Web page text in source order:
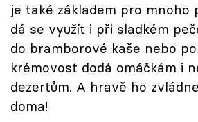
Sledujte nás
je také základem pro mnoho
dá se využít i při sladkém
do bramborové kaše nebo
krémovost dodá omáčkám i
dezertům. A hravě ho
doma!